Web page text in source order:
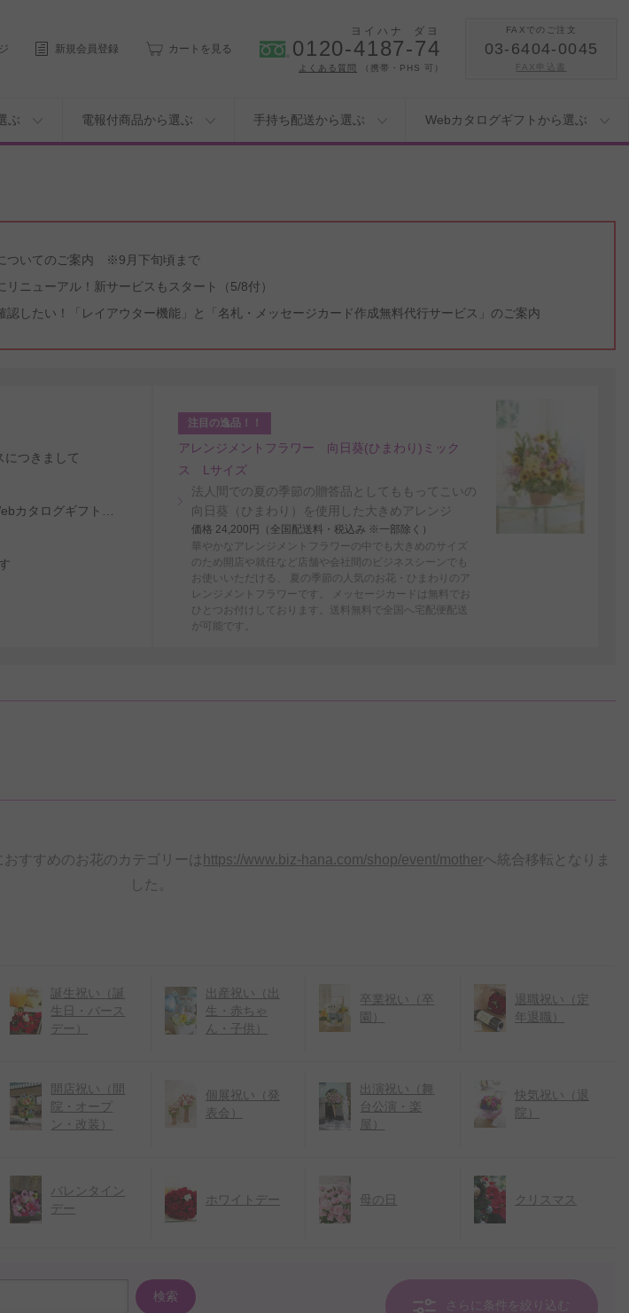
新規会員登録 カートを見る
ヨイハナ ダヨ
0120-4187-74
よくある質問 （携帯・PHS 可）
FAXでのご注文
03-6404-0045
FAX申込書
ぶ 電報付商品から選ぶ 手持ち配送から選ぶ Webカタログギフトから選ぶ
ついてのご案内 ※9月下旬頃まで
ニューアル！新サービスもスタート（5/8付）
認したい！「レイアウター機能」と「名札・メッセージカード作成無料代行サービス」のご案内
つきまして
注目の逸品！！
アレンジメントフラワー 向日葵(ひまわり)ミック
ス Lサイズ
法人間での夏の季節の贈答品としてももってこいの
向日葵（ひまわり）を使用した大きめアレンジ
価格 24,200円（全国配送料・税込み ※一部除く）
華やかなアレンジメントフラワーの中でも大きめのサイズ
のため開店や就任など店舗や会社間のビジネスシーンでも
お使いいただける、 夏の季節の人気のお花・ひまわりのア
レンジメントフラワーです。 メッセージカードは無料でお
ひとつお付けしております。送料無料で全国へ宅配便配送
が可能です。
すすめのお花のカテゴリーは https://www.biz-hana.com/shop/event/motherへ統合移転となりま
した。
誕生祝い（誕
生日・バース
デー）
出産祝い（出
生・赤ちゃ
ん・子供）
卒業祝い（卒
園）
退職祝い（定
年退職）
開店祝い（開
院・オープ
ン・改装）
個展祝い（発
表会）
出演祝い（舞
台公演・楽
屋）
快気祝い（退
院）
バレンタイン
デー
ホワイトデー 母の日 クリスマス
検索
さらに条件を絞り込む